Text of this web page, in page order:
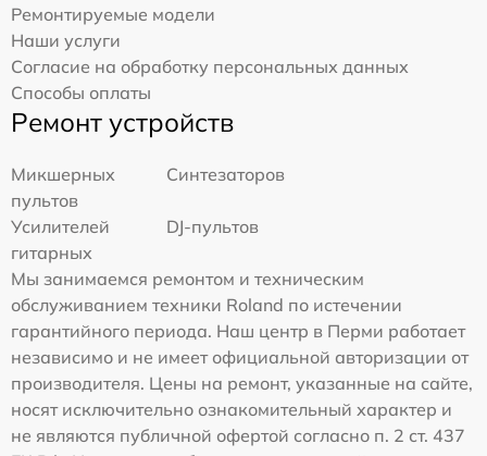
Ремонтируемые модели
Наши услуги
Согласие на обработку персональных данных
Способы оплаты
Ремонт устройств
Микшерных
пультов
Синтезаторов
Усилителей
гитарных
DJ-пультов
Мы занимаемся ремонтом и техническим
обслуживанием техники Roland по истечении
гарантийного периода. Наш центр в Перми работает
независимо и не имеет официальной авторизации от
производителя. Цены на ремонт, указанные на сайте,
носят исключительно ознакомительный характер и
не являются публичной офертой согласно п. 2 ст. 437